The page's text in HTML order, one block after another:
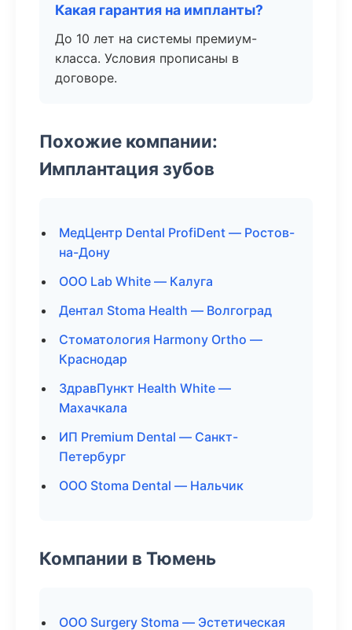
Какая гарантия на импланты?
До 10 лет на системы премиум-
класса. Условия прописаны в
договоре.
Похожие компании:
Имплантация зубов
МедЦентр Dental ProfiDent — Ростов-
на-Дону
ООО Lab White — Калуга
Дентал Stoma Health — Волгоград
Стоматология Harmony Ortho —
Краснодар
ЗдравПункт Health White —
Махачкала
ИП Premium Dental — Санкт-
Петербург
ООО Stoma Dental — Нальчик
Компании в Тюмень
ООО Surgery Stoma — Эстетическая